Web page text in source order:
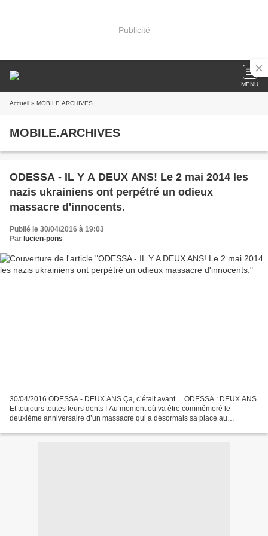
Publicité
MENU
Accueil » MOBILE.ARCHIVES
MOBILE.ARCHIVES
ODESSA - IL Y A DEUX ANS! Le 2 mai 2014 les
nazis ukrainiens ont perpétré un odieux
massacre d'innocents.
Publié le 30/04/2016 à 19:03
Par lucien-pons
30/04/2016 ODESSA - DEUX ANS Ça, c’était avant… ODESSA : DEUX ANS
Et toujours toutes leurs dents ! Au moment où va être commémoré le
deuxième anniversaire d’un massacre qui a désormais sa place au